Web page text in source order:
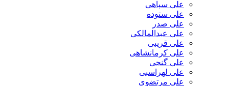
علی سپاهی
علی ستوده
علی صدر
علی عبدالمالکی
علی قریبی
علی کرمانشاهی
علی گنجی
علی لهراسبی
علی مرتضوی